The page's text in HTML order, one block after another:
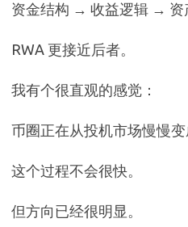
资金结构 → 收益逻辑 → 资
RWA 更接近后者。
我有个很直观的感觉：
币圈正在从投机市场慢慢变
这个过程不会很快。
但方向已经很明显。